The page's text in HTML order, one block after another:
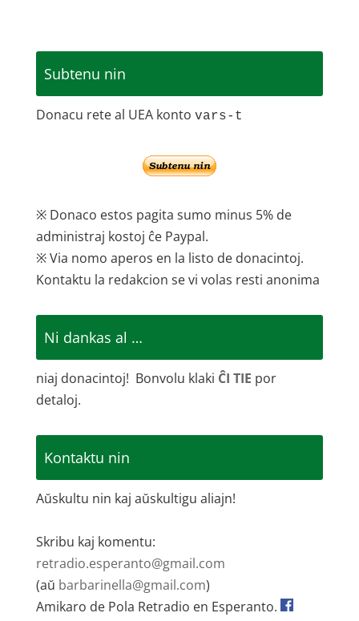
Subtenu nin
Donacu rete al UEA konto vars-t
※ Donaco estos pagita sumo minus 5% de
administraj kostoj ĉe Paypal.
※ Via nomo aperos en la listo de donacintoj.
Kontaktu la redakcion se vi volas resti anonima
Ni dankas al …
niaj donacintoj! Bonvolu klaki ĈI TIE por
detaloj.
Kontaktu nin
Aŭskultu nin kaj aŭskultigu aliajn!
Skribu kaj komentu:
retradio.esperanto@gmail.com
(aŭ barbarinella@gmail.com)
Amikaro de Pola Retradio en Esperanto.